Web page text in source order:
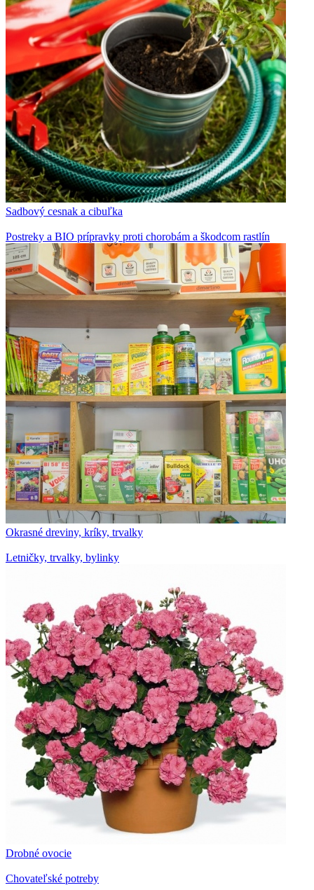
Sadbový cesnak a cibuľka
Postreky a BIO prípravky proti chorobám a škodcom rastlín
Okrasné dreviny, kríky, trvalky
Letničky, trvalky, bylinky
Drobné ovocie
Chovateľské potreby